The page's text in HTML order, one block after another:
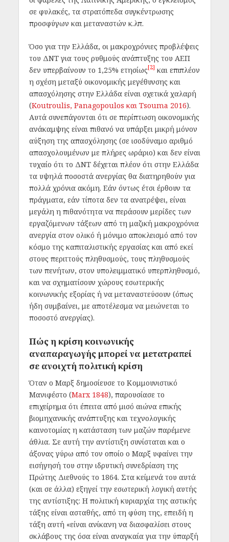
σε φυλακές, τα στρατόπεδα συγκέντρωσης
προσφύγων και μεταναστών κ.λπ.
Όσο για την Ελλάδα, οι μακροχρόνιες προβλέψεις
του ΔΝΤ για τους ρυθμούς ανάπτυξης του ΑΕΠ
δεν υπερβαίνουν το 1,25% ετησίως[2] και επιπλέον
η σχέση μεταξύ οικονομικής μεγέθυνσης και
απασχόλησης στην Ελλάδα είναι σχετικά χαλαρή
(Koutroulis, Panagopoulos και Tsouma 2016).
Αυτά συνεπάγονται ότι σε περίπτωση οικονομικής
ανάκαμψης είναι πιθανό να υπάρξει μικρή μόνον
αύξηση της απασχόλησης (σε ισοδύναμο αριθμό
απασχολουμένων με πλήρες ωράριο) και δεν είναι
τυχαίο ότι το ΔΝΤ δέχεται πλέον ότι στην Ελλάδα
τα υψηλά ποσοστά ανεργίας θα διατηρηθούν για
πολλά χρόνια ακόμη. Εάν όντως έτσι έρθουν τα
πράγματα, εάν τίποτα δεν τα ανατρέψει, είναι
μεγάλη η πιθανότητα να περάσουν μερίδες των
εργαζόμενων τάξεων από τη μαζική μακροχρόνια
ανεργία στον ολικό ή μόνιμο αποκλεισμό από τον
κόσμο της καπιταλιστικής εργασίας και από εκεί
στους περιττούς πληθυσμούς, τους πληθυσμούς
των πενήτων, στον υπολειμματικό υπερπληθυσμό,
και να σχηματίσουν χώρους εσωτερικής
κοινωνικής εξορίας ή να μεταναστεύσουν (όπως
ήδη συμβαίνει, με αποτέλεσμα να μειώνεται το
ποσοστό ανεργίας).
Πώς η κρίση κοινωνικής
αναπαραγωγής μπορεί να μετατραπεί
σε ανοιχτή πολιτική κρίση
Όταν ο Μαρξ δημοσίευσε το Κομμουνιστικό
Mανιφέστο (Marx 1848), παρουσίασε το
επιχείρημα ότι έπειτα από μισό αιώνα επικής
βιομηχανικής ανάπτυξης και τεχνολογικής
καινοτομίας η κατάσταση των μαζών παρέμενε
άθλια. Σε αυτή την αντίστιξη συνίσταται και ο
άξονας γύρω από τον οποίο ο Μαρξ υφαίνει την
εισήγησή του στην ιδρυτική συνεδρίαση της
Πρώτης Διεθνούς το 1864. Στα κείμενά του αυτά
(και σε άλλα) εξηγεί την εσωτερική λογική αυτής
της αντίστιξης: Η πολιτική κυριαρχία της αστικής
τάξης είναι ασταθής, από τη φύση της, επειδή η
τάξη αυτή «είναι ανίκανη να διασφαλίσει στους
σκλάβους της όσα είναι αναγκαία για την ύπαρξή